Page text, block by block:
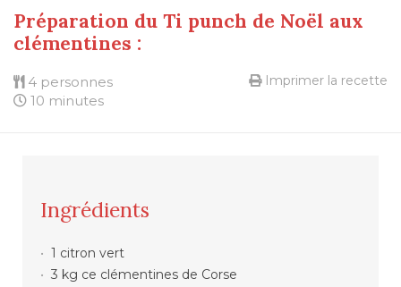
Préparation du Ti punch de Noël aux
clémentines :
4 personnes
10 minutes
Imprimer la recette
Ingrédients
1 citron vert
3 kg ce clémentines de Corse